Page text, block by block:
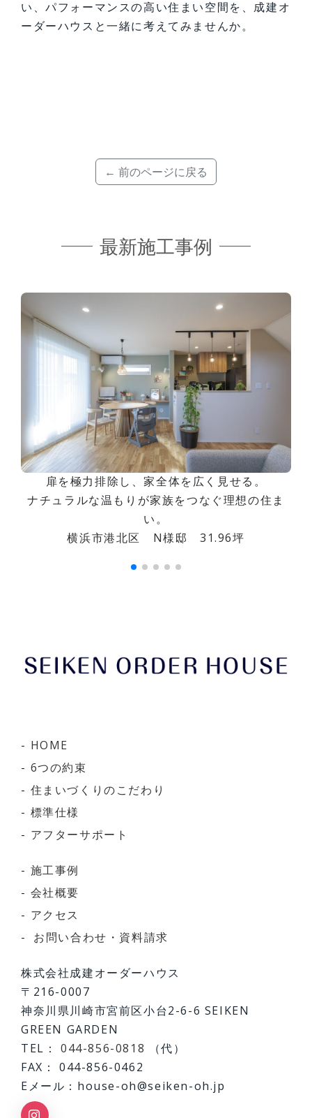
い、パフォーマンスの高い住まい空間を、成建オ
ーダーハウスと一緒に考えてみませんか。
← 前のページに戻る
最新施工事例
扉を極力排除し、家全体を広く見せる。
ナチュラルな温もりが家族をつなぐ理想の住ま
横浜市港北区 N様邸 31.96坪
「家
HOME
6つの約束
住まいづくりのこだわり
標準仕様
アフターサポート
施工事例
会社概要
アクセス
お問い合わせ・資料請求
株式会社成建オーダーハウス
〒216-0007
神奈川県川崎市宮前区小台2-6-6 SEIKEN
GREEN GARDEN
TEL： 044-856-0818
（代）
FAX： 044-856-0462
Eメール：house-oh@seiken-oh.jp